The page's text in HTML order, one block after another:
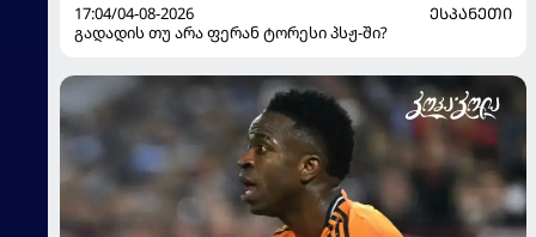
17:04/04-08-2026
ᲔᲡᲞᲐᲜᲔᲗᲘ
გადადის თუ არა ფერან ტორესი პსჟ-ში?